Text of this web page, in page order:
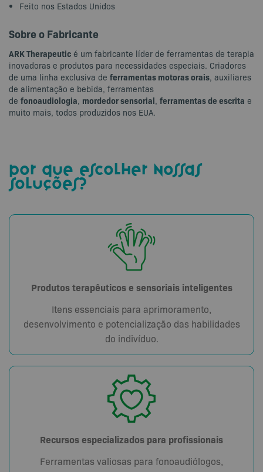
Feito nos Estados Unidos
Sobre o Fabricante
ARK Therapeutic é um fabricante líder de ferramentas de terapia
inovadoras e produtos para necessidades especiais. Criadores
de uma linha exclusiva de ferramentas motoras orais, auxiliares
de alimentação e bebida, ferramentas
de fonoaudiologia, mordedor sensorial, ferramentas de escrita e
muito mais, todos produzidos nos EUA.
por que escolher nossas
soluções?
Produtos terapêuticos e sensoriais inteligentes
Itens essenciais para aprimoramento,
desenvolvimento e potencialização das habilidades
do indivíduo.
Recursos especializados para profissionais
Ferramentas valiosas para fonoaudiólogos,